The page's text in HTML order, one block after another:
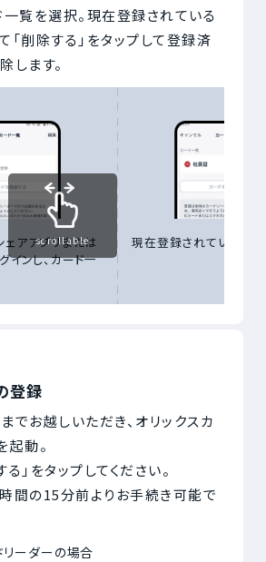
一覧を選択。現在登録されている
「削除する」をタップして登録済
します。
ェアアプリまたは
インし、カード一
現在登録されているカー
scrollable
登録
でお越しいただき、オリックスカ
起動。
」をタップしてください。
間の15分前よりお手続き可能で
ーダーの場合